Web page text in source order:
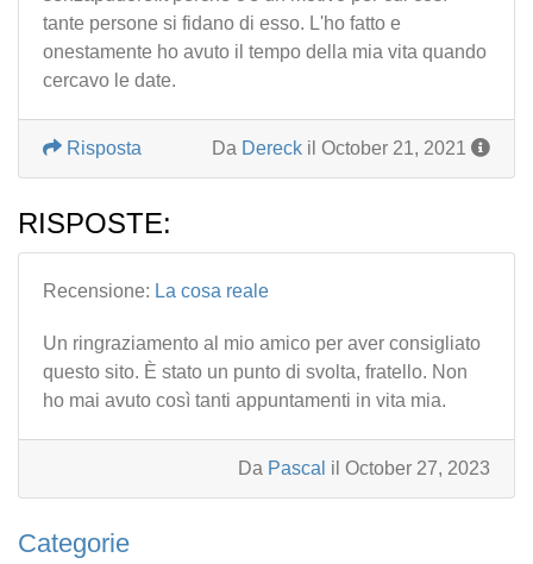
Categorie
tante persone si fidano di esso. L'ho fatto e
onestamente ho avuto il tempo della mia vita quando
cercavo le date.
Da Dereck il October 21, 2021
Risposta
RISPOSTE:
Recensione: La cosa reale
Un ringraziamento al mio amico per aver consigliato
questo sito. È stato un punto di svolta, fratello. Non
ho mai avuto così tanti appuntamenti in vita mia.
Da Pascal il October 27, 2023